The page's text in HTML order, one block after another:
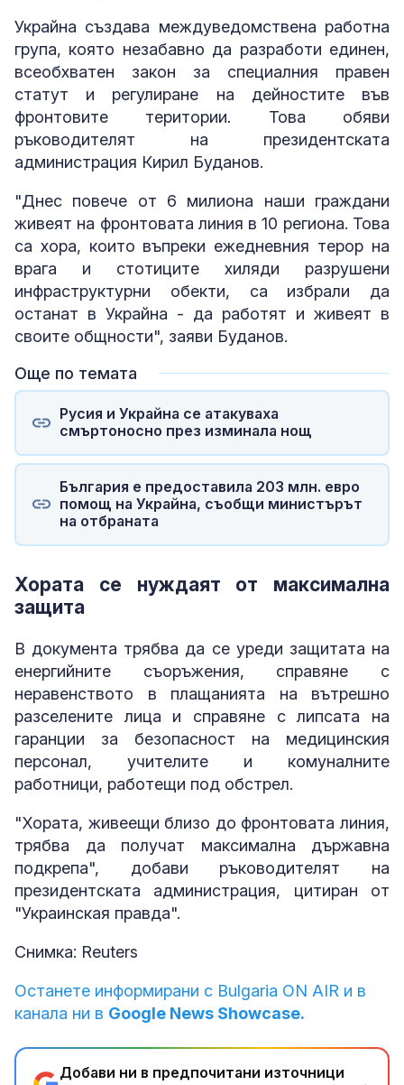
Украйна създава междуведомствена работна
група, която незабавно да разработи единен,
всеобхватен закон за специалния правен
статут и регулиране на дейностите във
фронтовите територии. Това обяви
ръководителят на президентската
администрация Кирил Буданов.
"Днес повече от 6 милиона наши граждани
живеят на фронтовата линия в 10 региона. Това
са хора, които въпреки ежедневния терор на
врага и стотиците хиляди разрушени
инфраструктурни обекти, са избрали да
останат в Украйна - да работят и живеят в
своите общности", заяви Буданов.
Още по темата
Русия и Украйна се атакуваха
смъртоносно през изминала нощ
България е предоставила 203 млн. евро
помощ на Украйна, съобщи министърът
на отбраната
Хората се нуждаят от максимална
защита
В документа трябва да се уреди защитата на
енергийните съоръжения, справяне с
неравенството в плащанията на вътрешно
разселените лица и справяне с липсата на
гаранции за безопасност на медицинския
персонал, учителите и комуналните
работници, работещи под обстрел.
"Хората, живеещи близо до фронтовата линия,
трябва да получат максимална държавна
подкрепа", добави ръководителят на
президентската администрация, цитиран от
"Украинская правда".
Снимка: Reuters
Останете информирани с Bulgaria ON AIR и в
канала ни в Google News Showcase.
Добави ни в предпочитани източници